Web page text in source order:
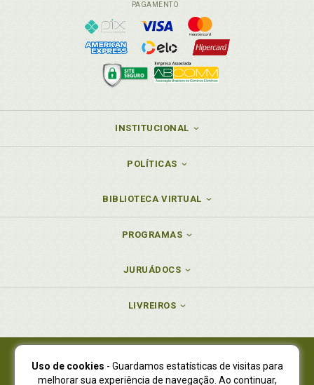
PAGAMENTO
INSTITUCIONAL
POLÍTICAS
BIBLIOTECA VIRTUAL
PROGRAMAS
JURUÁDOCS
LIVREIROS
Juruá Editora Ltda., CNPJ 77.535.508/0001-19
Uso de cookies - Guardamos estatísticas de visitas para
melhorar sua experiência de navegação. Ao continuar,